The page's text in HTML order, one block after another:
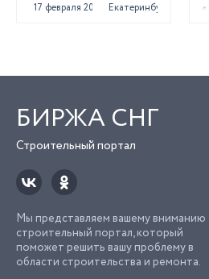
17 февраля 2025 Екатеринбург
БИРЖА СНГ
Строительный портал
Мы представляем вашему вниманию
строительный портал, который
поможет решить вашу проблему в
области строительства и ремонта.